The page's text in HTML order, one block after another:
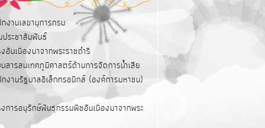
งานเลขานุการกรม
ประชาสัมพันธ์
อันเนื่องมาจากพระราชดำริ
สารสนเทศภูมิศาสตร์ด้านการจัดการน้ำเสีย
กงานรัฐบาลอิเล็กทรอนิกส์ (องค์การมหาชน)
งการอนุรักษ์พันธุกรรมพืชอันเนื่องมาจากพระ